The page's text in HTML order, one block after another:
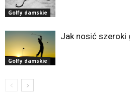
Golfy damskie
Golfy damskie
Jak nosić szeroki